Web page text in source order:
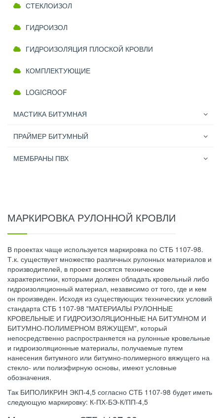
СТЕКЛОИЗОЛ
ГИДРОИЗОЛ
ГИДРОИЗОЛЯЦИЯ ПЛОСКОЙ КРОВЛИ
КОМПЛЕКТУЮЩИЕ
LOGICROOF
МАСТИКА БИТУМНАЯ
ПРАЙМЕР БИТУМНЫЙ
МЕМБРАНЫ ПВХ
МАРКИРОВКА РУЛОННОЙ КРОВЛИ
В проектах чаще используется маркировка по СТБ 1107-98.
Т.к. существует множество различных рулонных материалов и
производителей, в проект вносятся технические
характеристики, которыми должен обладать кровельный либо
гидроизоляционный материал, независимо от того, где и кем
он произведен. Исходя из существующих технических условий
стандарта СТБ 1107-98 "МАТЕРИАЛЫ РУЛОННЫЕ
КРОВЕЛЬНЫЕ И ГИДРОИЗОЛЯЦИОННЫЕ НА БИТУМНОМ И
БИТУМНО-ПОЛИМЕРНОМ ВЯЖУЩЕМ", который
непосредственно распространяется на рулонные кровельные
и гидроизоляционные материалы, получаемые путем
нанесения битумного или битумно-полимерного вяжущего на
стекло- или полиэфирную основы, имеют условные
обозначения.
Так БИПОЛИКРИН ЭКП-4,5 согласно СТБ 1107-98 будет иметь
следующую маркировку: К-ПХ-БЭ-К/ПП-4,5